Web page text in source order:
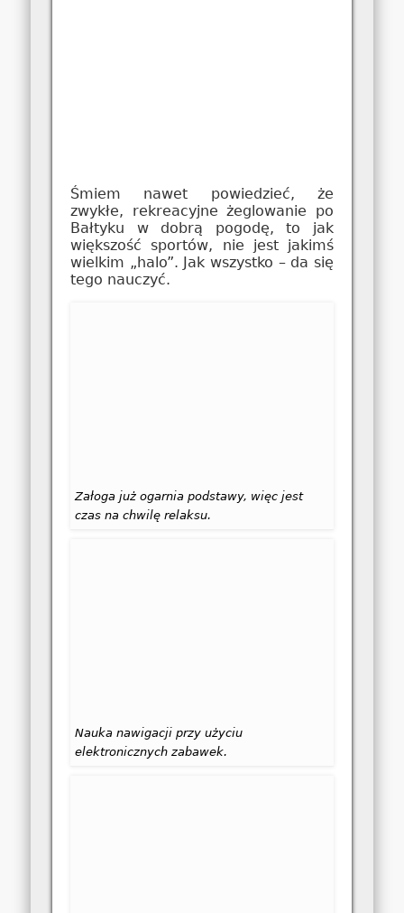
Śmiem nawet powiedzieć, że
zwykłe, rekreacyjne żeglowanie po
Bałtyku w dobrą pogodę, to jak
większość sportów, nie jest jakimś
wielkim „halo”. Jak wszystko – da się
tego nauczyć.
Załoga już ogarnia podstawy, więc jest
czas na chwilę relaksu.
Nauka nawigacji przy użyciu
elektronicznych zabawek.